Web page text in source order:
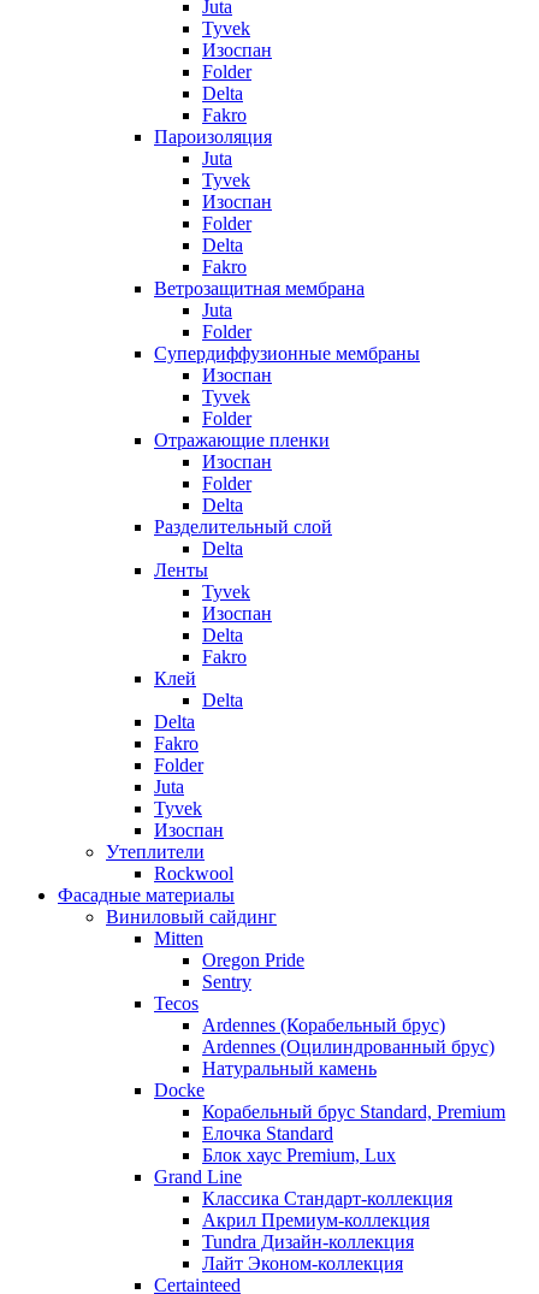
Juta
Tyvek
Изоспан
Folder
Delta
Fakro
Пароизоляция
Juta
Tyvek
Изоспан
Folder
Delta
Fakro
Ветрозащитная мембрана
Juta
Folder
Супердиффузионные мембраны
Изоспан
Tyvek
Folder
Отражающие пленки
Изоспан
Folder
Delta
Разделительный слой
Delta
Ленты
Tyvek
Изоспан
Delta
Fakro
Клей
Delta
Delta
Fakro
Folder
Juta
Tyvek
Изоспан
Утеплители
Rockwool
Фасадные материалы
Виниловый сайдинг
Mitten
Oregon Pride
Sentry
Tecos
Ardennes (Корабельный брус)
Ardennes (Оцилиндрованный брус)
Натуральный камень
Docke
Корабельный брус Standard, Premium
Елочка Standard
Блок хаус Premium, Lux
Grand Line
Классика Стандарт-коллекция
Акрил Премиум-коллекция
Tundra Дизайн-коллекция
Лайт Эконом-коллекция
Certainteed